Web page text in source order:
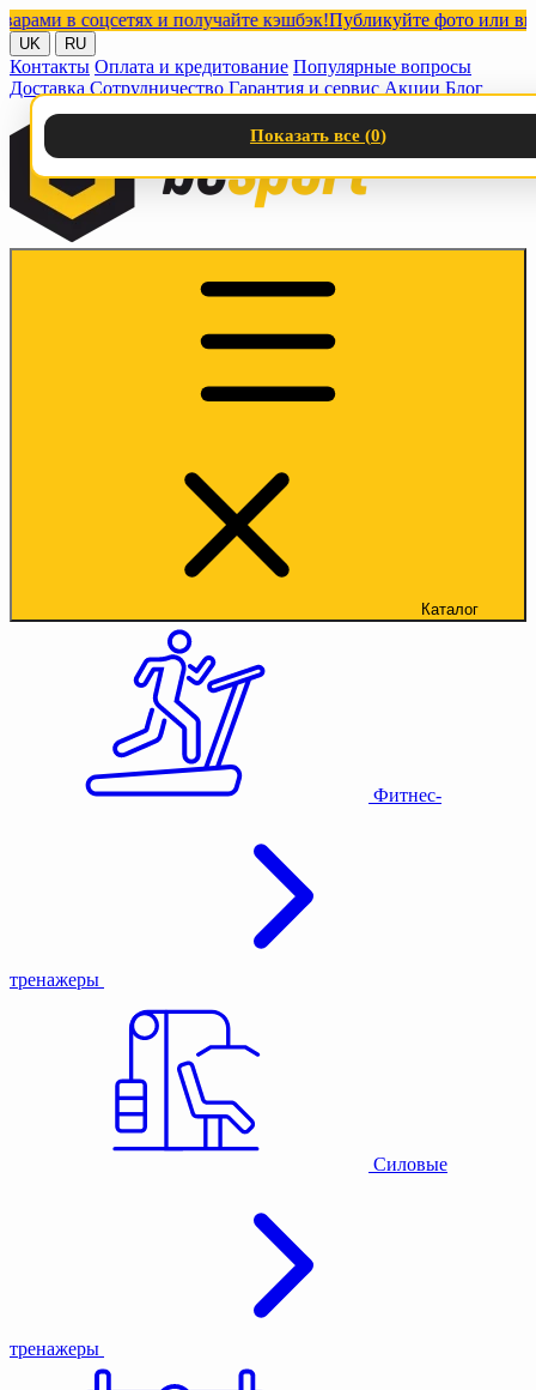
соцсетях и получайте кэшбэк!Публикуйте фото или видео с
UK RU
Контакты Оплата и кредитование Популярные вопросы
Доставка Сотрудничество Гарантия и сервис Акции Блог
Каталог
Фитнес-
тренажеры
Силовые
тренажеры
Показать все (0)